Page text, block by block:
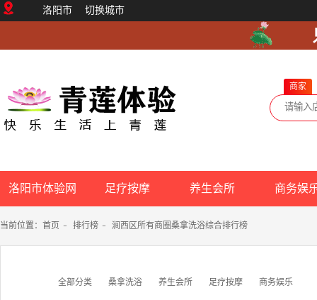
洛阳市 切换城市
商家
洛阳市体验网 足疗按摩 养生会所 商务娱
当前位置： 首页 - 排行榜 - 涧西区所有商圈桑拿洗浴综合排行榜
全部分类 桑拿洗浴 养生会所 足疗按摩 商务娱乐